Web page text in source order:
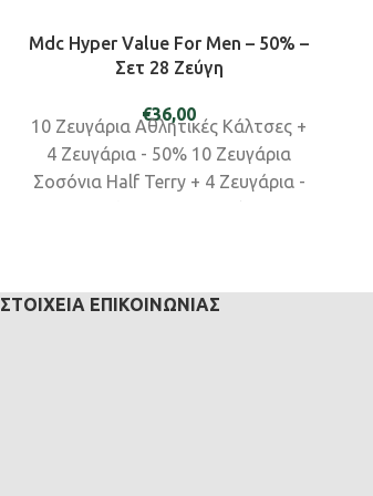
Mdc Hyper Value For Men – 50% –
Σετ 28 Ζεύγη
€36,00
10 Ζευγάρια Αθλητικές Κάλτσες +
4 Ζευγάρια - 50% 10 Ζευγάρια
Σοσόνια Half Terry + 4 Ζευγάρια -
προϊόντων.
ΣΤΟΙΧΕΊΑ ΕΠΙΚΟΙΝΩΝΊΑΣ